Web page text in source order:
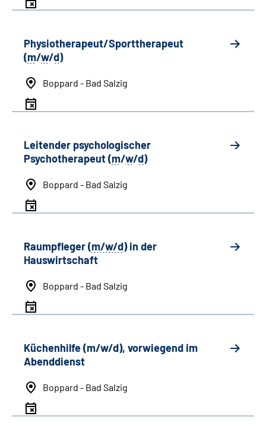
Physiotherapeut/Sporttherapeut
(m/w/d)
Boppard - Bad Salzig
Leitender psychologischer
Psychotherapeut (m/w/d)
Boppard - Bad Salzig
Raumpfleger (m/w/d) in der
Hauswirtschaft
Boppard - Bad Salzig
Küchenhilfe (m/w/d), vorwiegend im
Abenddienst
Boppard - Bad Salzig